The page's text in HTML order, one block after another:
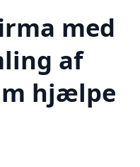
med
af
hjælpe